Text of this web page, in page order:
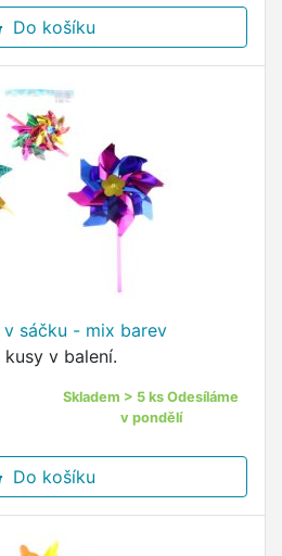
Do košíku
sáčku - mix barev
v balení.
Skladem > 5 ks Odesíláme
v pondělí
Do košíku